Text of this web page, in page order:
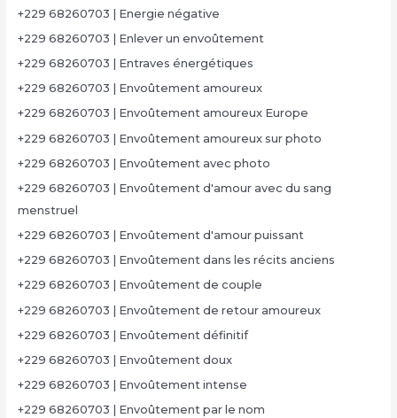
+229 68260703 | Energie négative
+229 68260703 | Enlever un envoûtement
+229 68260703 | Entraves énergétiques
+229 68260703 | Envoûtement amoureux
+229 68260703 | Envoûtement amoureux Europe
+229 68260703 | Envoûtement amoureux sur photo
+229 68260703 | Envoûtement avec photo
+229 68260703 | Envoûtement d'amour avec du sang
menstruel
+229 68260703 | Envoûtement d'amour puissant
+229 68260703 | Envoûtement dans les récits anciens
+229 68260703 | Envoûtement de couple
+229 68260703 | Envoûtement de retour amoureux
+229 68260703 | Envoûtement définitif
+229 68260703 | Envoûtement doux
+229 68260703 | Envoûtement intense
+229 68260703 | Envoûtement par le nom